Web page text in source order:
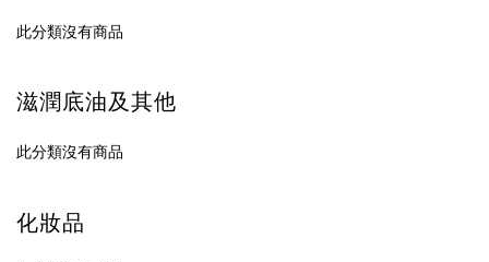
此分類沒有商品
滋潤底油及其他
此分類沒有商品
化妝品